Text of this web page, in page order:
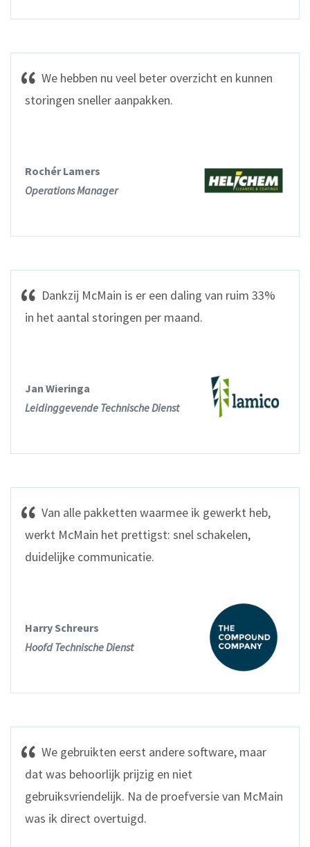
We hebben nu veel beter overzicht en kunnen
storingen sneller aanpakken.
Rochér Lamers
Operations Manager
Dankzij McMain is er een daling van ruim 33%
in het aantal storingen per maand.
Jan Wieringa
Leidinggevende Technische Dienst
Van alle pakketten waarmee ik gewerkt heb,
werkt McMain het prettigst: snel schakelen,
duidelijke communicatie.
Harry Schreurs
Hoofd Technische Dienst
We gebruikten eerst andere software, maar
dat was behoorlijk prijzig en niet
gebruiksvriendelijk. Na de proefversie van McMain
was ik direct overtuigd.